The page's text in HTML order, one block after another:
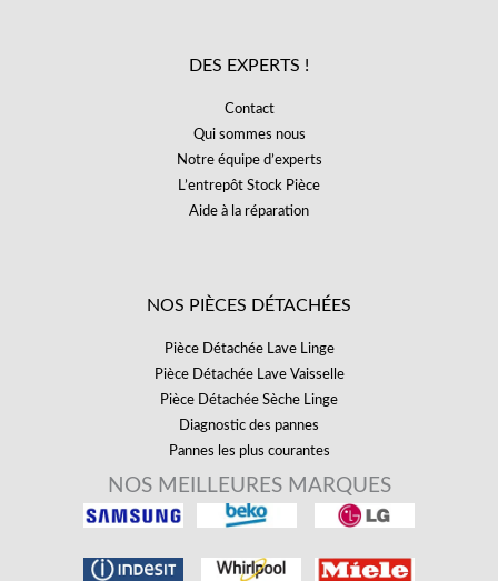
DES EXPERTS !
Contact
Qui sommes nous
Notre équipe d’experts
L’entrepôt Stock Pièce
Aide à la réparation
NOS PIÈCES DÉTACHÉES
Pièce Détachée Lave Linge
Pièce Détachée Lave Vaisselle
Pièce Détachée Sèche Linge
Diagnostic des pannes
Pannes les plus courantes
NOS MEILLEURES MARQUES